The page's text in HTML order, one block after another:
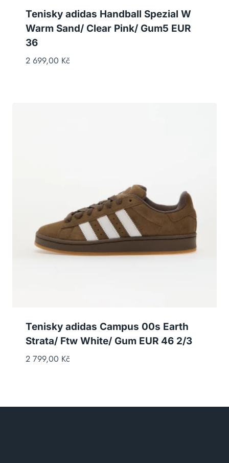
Tenisky adidas Handball Spezial W
Warm Sand/ Clear Pink/ Gum5 EUR
36
2 699,00 Kč
Tenisky adidas Campus 00s Earth
Strata/ Ftw White/ Gum EUR 46 2/3
2 799,00 Kč